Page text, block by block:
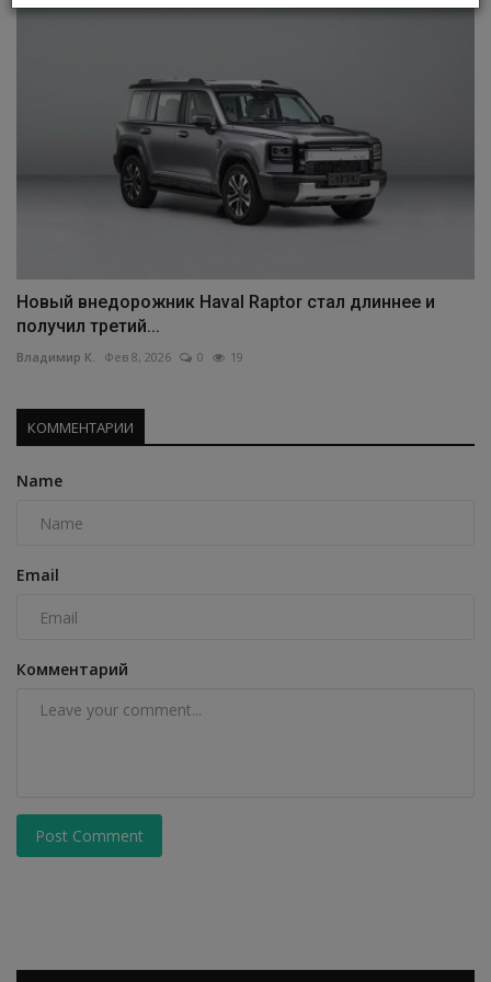
Новый внедорожник Haval Raptor стал длиннее и
получил третий...
Владимир К. Фев 8, 2026 0 19
КОММЕНТАРИИ
Name
Email
Комментарий
Post Comment